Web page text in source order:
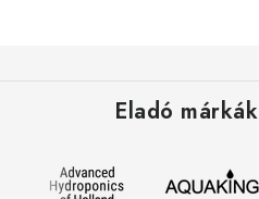
Eladó márkák